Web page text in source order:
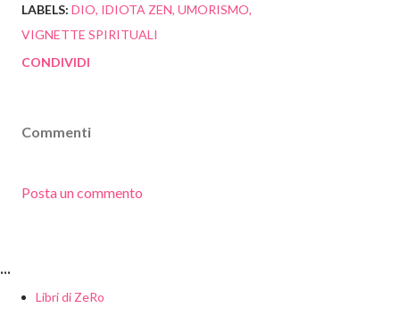
LABELS: DIO IDIOTA ZEN UMORISMO
VIGNETTE SPIRITUALI
CONDIVIDI
Commenti
Posta un commento
...
Libri di ZeRo